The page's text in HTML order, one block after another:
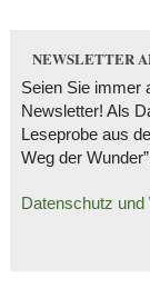
NEWSLETTER
Seien Sie immer
Newsletter! Als
Leseprobe aus
Weg der
Datenschutz und